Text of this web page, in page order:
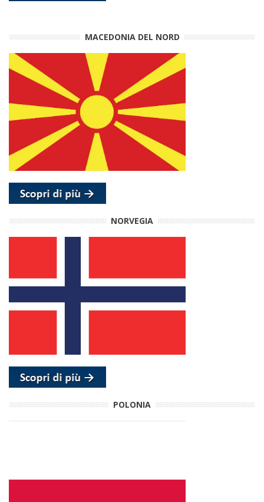
MACEDONIA DEL NORD
NORVEGIA
POLONIA